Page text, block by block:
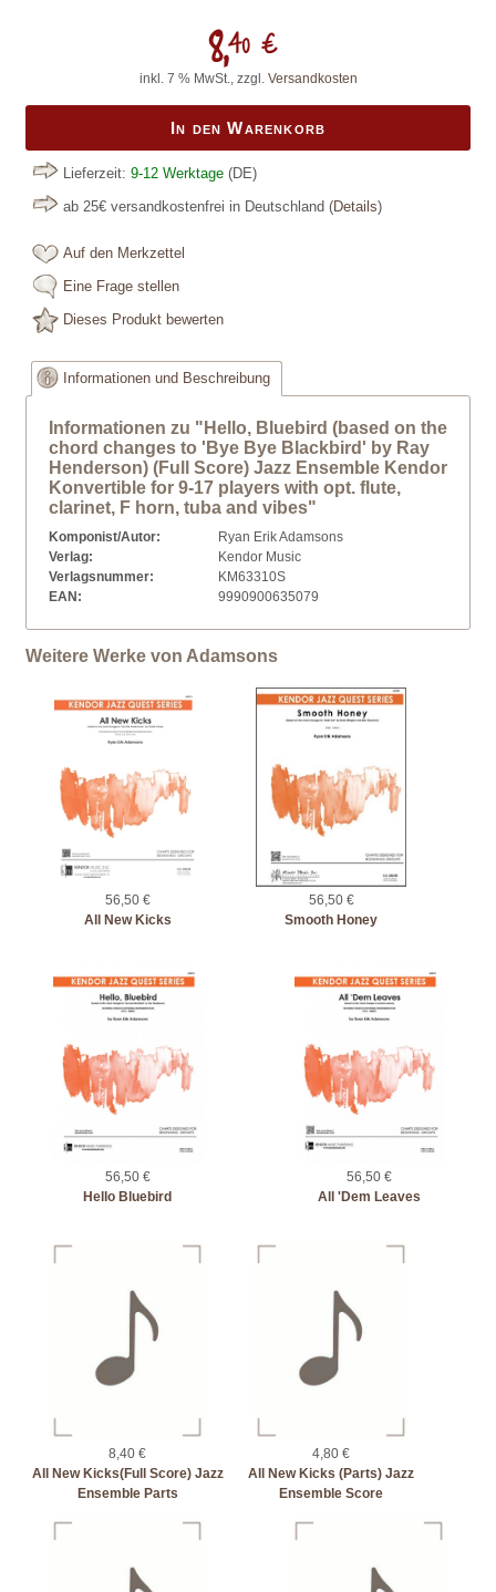
8,40 €
inkl. 7 % MwSt., zzgl. Versandkosten
In den Warenkorb
Lieferzeit: 9-12 Werktage (DE)
ab 25€ versandkostenfrei in Deutschland (Details)
Auf den Merkzettel
Eine Frage stellen
Dieses Produkt bewerten
Informationen und Beschreibung
Informationen zu "Hello, Bluebird (based on the
chord changes to 'Bye Bye Blackbird' by Ray
Henderson) (Full Score) Jazz Ensemble Kendor
Konvertible for 9-17 players with opt. flute,
clarinet, F horn, tuba and vibes"
Komponist/Autor:
Ryan Erik Adamsons
Verlag:
Kendor Music
Verlagsnummer:
KM63310S
EAN:
9990900635079
Weitere Werke von Adamsons
56,50 €
All New Kicks
56,50 €
Smooth Honey
56,50 €
Hello Bluebird
56,50 €
All 'Dem Leaves
8,40 €
All New Kicks(Full Score) Jazz
Ensemble Parts
4,80 €
All New Kicks (Parts) Jazz
Ensemble Score